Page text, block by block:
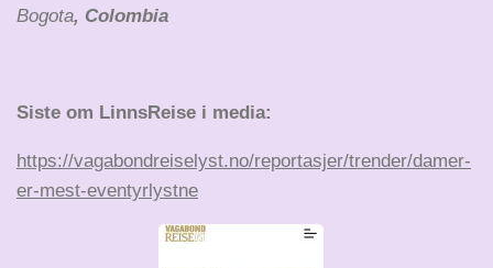
Bogota, Colombia
Siste om LinnsReise i media:
https://vagabondreiselyst.no/reportasjer/trender/damer-
er-mest-eventyrlystne